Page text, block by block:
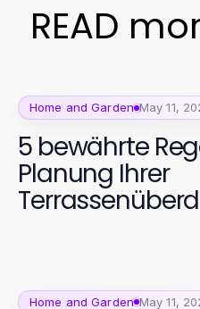
READ
Home and Garden May 11,
5 bewährte
Planung Ihrer
Home and Garden May 11,